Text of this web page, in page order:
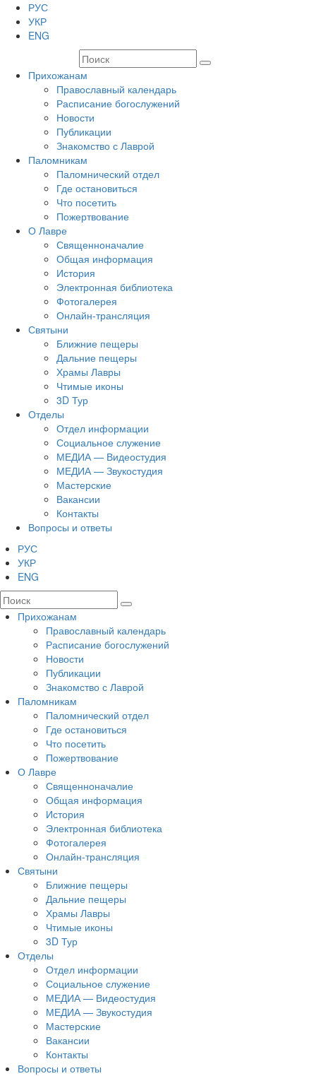
РУС
УКР
ENG
Прихожанам
Православный календарь
Расписание богослужений
Новости
Публикации
Знакомство с Лаврой
Паломникам
Паломнический отдел
Где остановиться
Что посетить
Пожертвование
О Лавре
Священноначалие
Общая информация
История
Электронная библиотека
Фотогалерея
Онлайн-трансляция
Святыни
Ближние пещеры
Дальние пещеры
Храмы Лавры
Чтимые иконы
3D Тур
Отделы
Отдел информации
Социальное служение
МЕДИА — Видеостудия
МЕДИА — Звукостудия
Мастерские
Вакансии
Контакты
Вопросы и ответы
РУС
УКР
ENG
Прихожанам
Православный календарь
Расписание богослужений
Новости
Публикации
Знакомство с Лаврой
Паломникам
Паломнический отдел
Где остановиться
Что посетить
Пожертвование
О Лавре
Священноначалие
Общая информация
История
Электронная библиотека
Фотогалерея
Онлайн-трансляция
Святыни
Ближние пещеры
Дальние пещеры
Храмы Лавры
Чтимые иконы
3D Тур
Отделы
Отдел информации
Социальное служение
МЕДИА — Видеостудия
МЕДИА — Звукостудия
Мастерские
Вакансии
Контакты
Вопросы и ответы